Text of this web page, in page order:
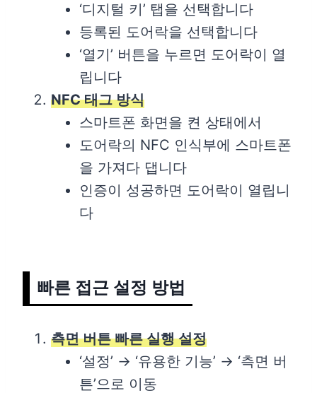
‘디지털 키’ 탭을 선택합니다
등록된 도어락을 선택합니다
‘열기’ 버튼을 누르면 도어락이 열
립니다
NFC 태그 방식
스마트폰 화면을 켠 상태에서
도어락의 NFC 인식부에 스마트폰
을 가져다 댑니다
인증이 성공하면 도어락이 열립니
다
빠른 접근 설정 방법
측면 버튼 빠른 실행 설정
‘설정’ → ‘유용한 기능’ → ‘측면 버
튼’으로 이동